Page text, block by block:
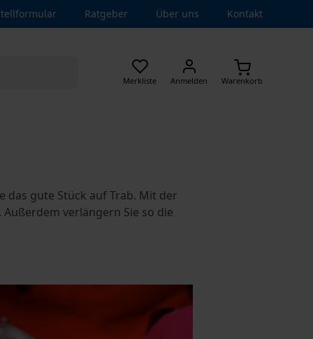
Ratgeber Über uns Kontakt
Merkliste Anmelden Warenkorb
das gute Stück auf Trab. Mit der
verlängern Sie so die